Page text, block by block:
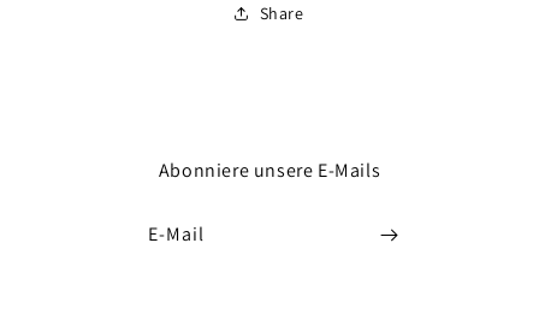
Share
Abonniere unsere E-Mails
E-Mail